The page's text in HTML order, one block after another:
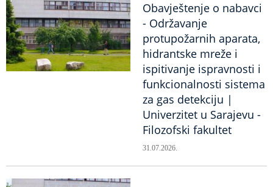
Obavještenje o nabavci
- Održavanje
protupožarnih aparata,
hidrantske mreže i
ispitivanje ispravnosti i
funkcionalnosti sistema
za gas detekciju |
Univerzitet u Sarajevu -
Filozofski fakultet
31.07.2026.